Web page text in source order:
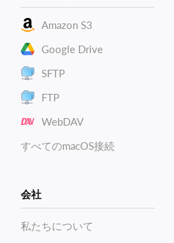
Amazon S3
Google Drive
SFTP
FTP
WebDAV
すべてのmacOS接続
会社
私たちについて